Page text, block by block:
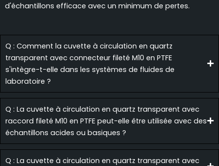
d'échantillons efficace avec un minimum de pertes.
Q : Comment la cuvette à circulation en quartz
transparent avec connecteur fileté M10 en PTFE
s'intègre-t-elle dans les systèmes de fluides de
laboratoire ?
Q : La cuvette à circulation en quartz transparent avec
raccord fileté M10 en PTFE peut-elle être utilisée avec des
échantillons acides ou basiques ?
Q : La cuvette à circulation en quartz transparent avec